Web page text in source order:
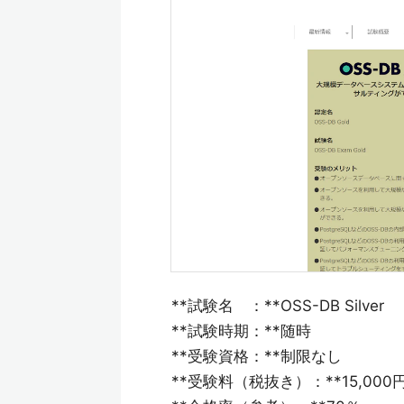
**試験名 ：**OSS-DB Silver
**試験時期：**随時
**受験資格：**制限なし
**受験料（税抜き）：**15,000